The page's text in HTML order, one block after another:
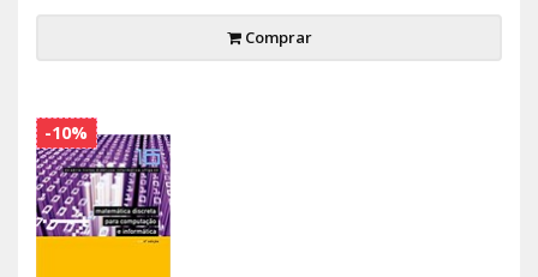
Comprar
-10%